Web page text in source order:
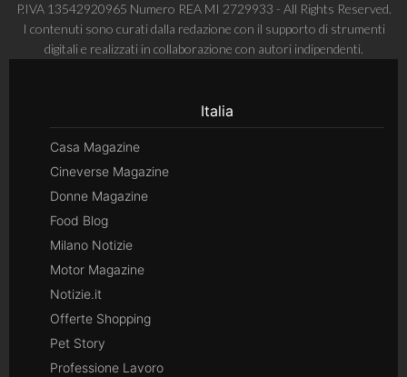
P.IVA 13542920965 Numero REA MI 2729933 - All Rights Reserved.
I contenuti sono curati dalla redazione con il supporto di strumenti
digitali e realizzati in collaborazione con autori indipendenti.
Italia
Casa Magazine
Cineverse Magazine
Donne Magazine
Food Blog
Milano Notizie
Motor Magazine
Notizie.it
Offerte Shopping
Pet Story
Professione Lavoro